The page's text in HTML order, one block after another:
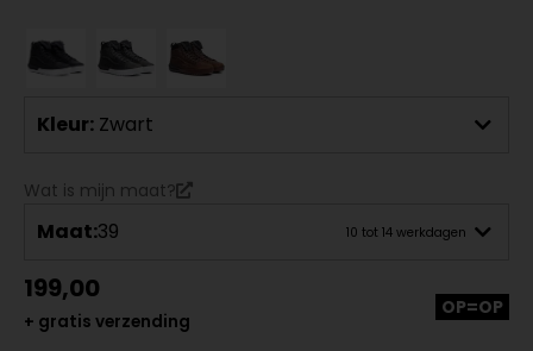
Kleur: Zwart
Wat is mijn maat?
Maat:39 10 tot 14 werkdagen
199,00
+ gratis verzending
OP=OP